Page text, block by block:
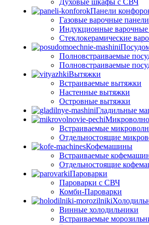
Духовые шкафы с СВЧ
Панели
Газовые варочные панели
Индукционные варочные
Стеклокерамические
Полновстраиваемые
Полновстраиваемые
Вытяжки
Встраиваемые вытяжки
Настенные вытяжки
Островные вытяжки
Гладильные
Встраиваемые
Отдельностоящие
Кофемашины
Встраиваемые
Отдельностоящие
Пароварки
Пароварки с СВЧ
Комби-Пароварки
Винные холодильники
Встраиваемые